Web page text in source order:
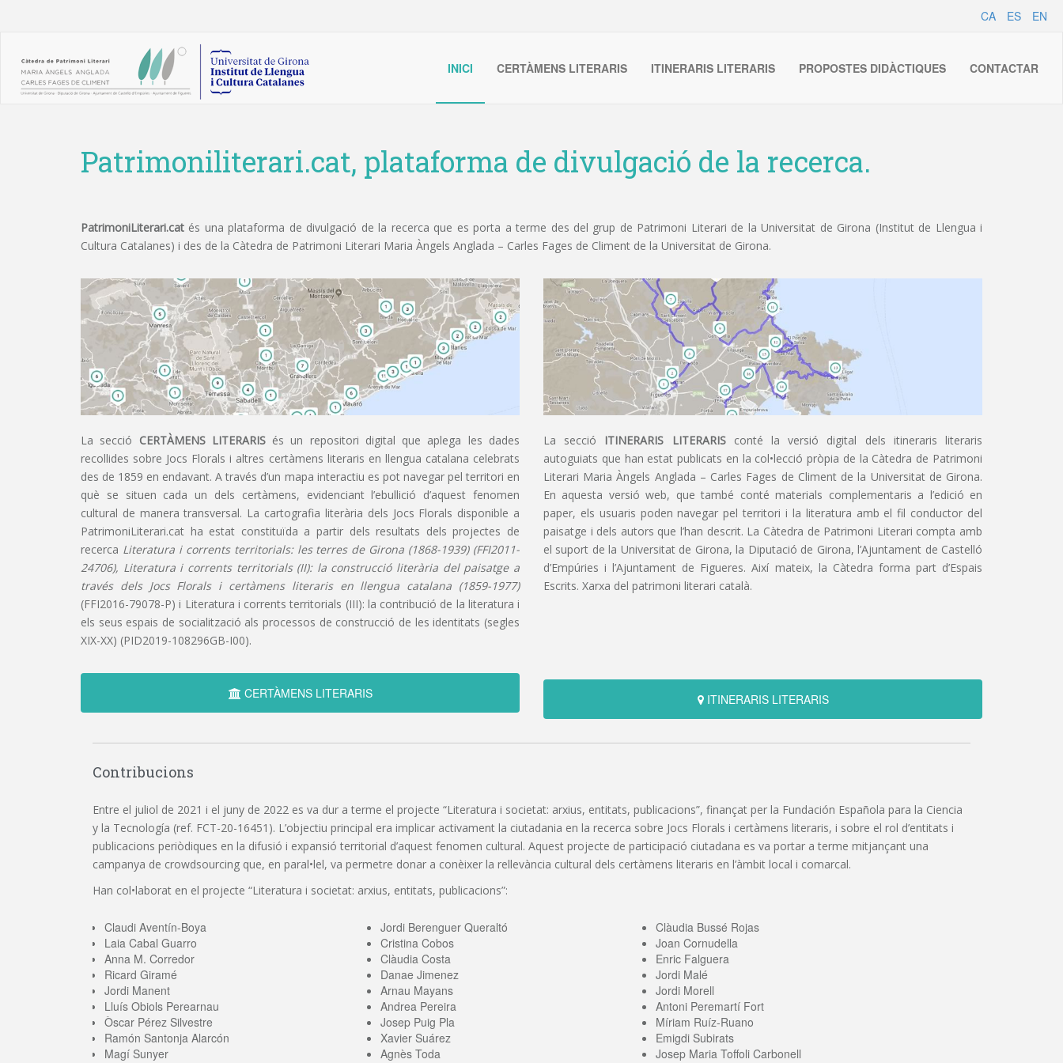
CA ES EN
INICI CERTÀMENS LITERARIS ITINERARIS LITERARIS PROPOSTES DIDÀCTIQUES CONTACTAR
Patrimoniliterari.cat, plataforma de divulgació de la recerca.
PatrimoniLiterari.cat és una plataforma de divulgació de la recerca que es porta a terme des del grup de Patrimoni Literari de la Universitat de Girona (Institut de Llengua i
Cultura Catalanes) i des de la Càtedra de Patrimoni Literari Maria Àngels Anglada – Carles Fages de Climent de la Universitat de Girona.
La secció CERTÀMENS LITERARISés un repositori digital que aplega les dades
recollides sobre Jocs Florals i altres certàmens literaris en llengua catalana celebrats
des de 1859 en endavant. A través d’un mapa interactiu es pot navegar pel territori en
què se situen cada un dels certàmens, evidenciant l’ebullició d’aquest fenomen
cultural de manera transversal. La cartografia literària dels Jocs Florals disponible a
PatrimoniLiterari.cat ha estat constituïda a partir dels resultats dels projectes de
recerca Literatura i corrents territorials: les terres de Girona (1868-1939) (FFI2011-
24706), Literatura i corrents territorials (II): la construcció literària del paisatge a
través dels Jocs Florals i certàmens literaris en llengua catalana (1859-1977)
(FFI2016-79078-P) i Literatura i corrents territorials (III): la contribució de la literatura i
els seus espais de socialització als processos de construcció de les identitats (segles
XIX-XX) (PID2019-108296GB-I00).
CERTÀMENS LITERARIS
La secció ITINERARIS LITERARISconté la versió digital dels itineraris literaris
autoguiats que han estat publicats en la col•lecció pròpia de la Càtedra de Patrimoni
Literari Maria Àngels Anglada – Carles Fages de Climent de la Universitat de Girona.
En aquesta versió web, que també conté materials complementaris a l’edició en
paper, els usuaris poden navegar pel territori i la literatura amb el fil conductor del
paisatge i dels autors que l’han descrit. La Càtedra de Patrimoni Literari compta amb
el suport de la Universitat de Girona, la Diputació de Girona, l’Ajuntament de Castelló
d’Empúries i l’Ajuntament de Figueres. Així mateix, la Càtedra forma part d’Espais
Escrits. Xarxa del patrimoni literari català.
ITINERARIS LITERARIS
Contribucions
Entre el juliol de 2021 i el juny de 2022 es va dur a terme el projecte “Literatura i societat: arxius, entitats, publicacions”, finançat per la Fundación Española para la Ciencia
y la Tecnología (ref. FCT-20-16451). L’objectiu principal era implicar activament la ciutadania en la recerca sobre Jocs Florals i certàmens literaris, i sobre el rol d’entitats i
publicacions periòdiques en la difusió i expansió territorial d’aquest fenomen cultural. Aquest projecte de participació ciutadana es va portar a terme mitjançant una
campanya de crowdsourcing que, en paral•lel, va permetre donar a conèixer la rellevància cultural dels certàmens literaris en l’àmbit local i comarcal.
Han col•laborat en el projecte “Literatura i societat: arxius, entitats, publicacions”:
Claudi Aventín-Boya Jordi Berenguer Queraltó
Clàudia Bussé Rojas
Laia Cabal Guarro
Cristina Cobos
Joan Cornudella
Anna M. Corredor
Clàudia Costa
Enric Falguera
Ricard Giramé
Danae Jimenez
Jordi Malé
Jordi Manent
Arnau Mayans
Jordi Morell
Lluís Obiols Perearnau
Andrea Pereira
Antoni Peremartí Fort
Òscar Pérez Silvestre
Josep Puig Pla
Míriam Ruíz-Ruano
Ramón Santonja Alarcón
Xavier Suárez
Emigdi Subirats
Magí Sunyer
Agnès Toda
Josep Maria Toffoli Carbonell